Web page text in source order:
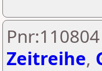
Zeitreihe,